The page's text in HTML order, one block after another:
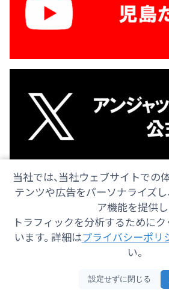
当社では、当社ウェブサイトでの
テンツや広告をパーソナライズし
ア機能を提供し
トラフィックを分析するために
います。 詳細はプライバシーポリ
い。
設定せずに閉じる
会社情報 採用情報 ご意見・ご感想
番組情報
Copyright© 2025 SHIZUOKA
All Rights Reserved.